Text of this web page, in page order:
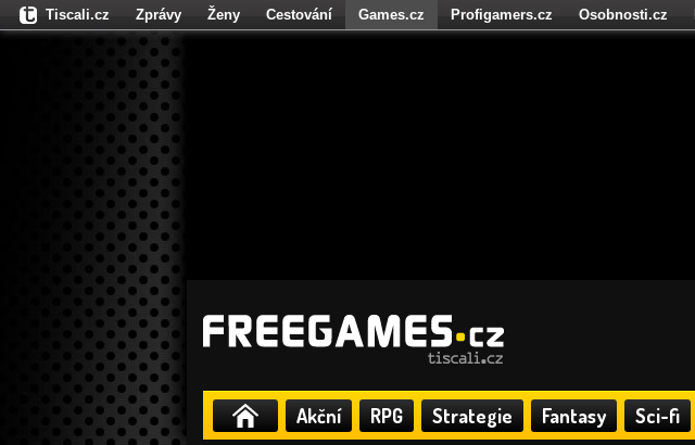
Akční RPG Strategie Fantasy Sci-fi
Tiscali.cz Zprávy Ženy Cestování Games.cz Profigamers.cz Osobnosti.cz
Fights.cz